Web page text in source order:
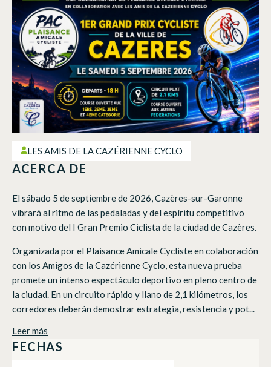
LES AMIS DE LA CAZÉRIENNE CYCLO
ACERCA DE
El sábado 5 de septiembre de 2026, Cazères-sur-Garonne
vibrará al ritmo de las pedaladas y del espíritu competitivo
con motivo del I Gran Premio Ciclista de la ciudad de Cazères.
Organizada por el Plaisance Amicale Cycliste en colaboración
con los Amigos de la Cazérienne Cyclo, esta nueva prueba
promete un intenso espectáculo deportivo en pleno centro de
la ciudad. En un circuito rápido y llano de 2,1 kilómetros, los
corredores deberán demostrar estrategia, resistencia y pot...
Leer más
FECHAS